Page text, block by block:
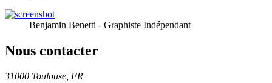
Benjamin Benetti - Graphiste Indépendant
Nous contacter
31000 Toulouse, FR